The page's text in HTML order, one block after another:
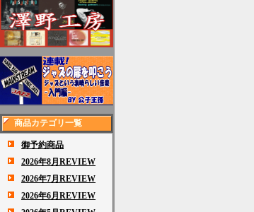
商品カテゴリ一覧
御予約商品
2026年8月REVIEW
2026年7月REVIEW
2026年6月REVIEW